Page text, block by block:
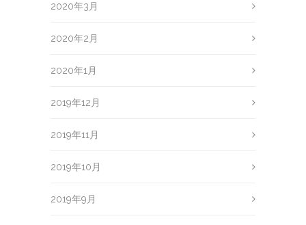
2020年3月
2020年2月
2020年1月
2019年12月
2019年11月
2019年10月
2019年9月